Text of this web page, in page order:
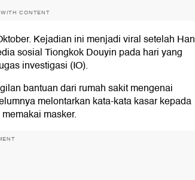
CONTENT
Kejadian ini menjadi viral setelah Han
sosial Tiongkok Douyin pada hari yang
investigasi (IO).
bantuan dari rumah sakit mengenai
melontarkan kata-kata kasar kepada
masker.